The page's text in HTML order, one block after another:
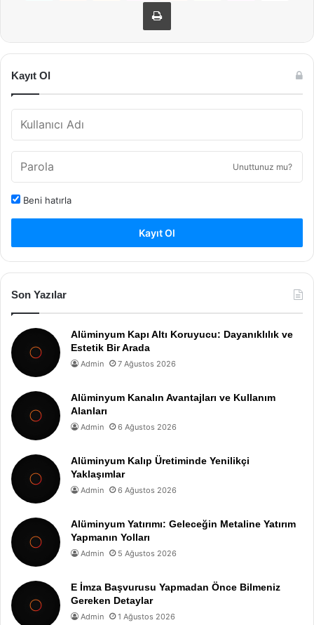
Kayıt Ol
Unuttunuz mu?
Beni hatırla
Kayıt Ol
Son Yazılar
Alüminyum Kapı Altı Koruyucu: Dayanıklılık ve
Estetik Bir Arada
Admin 7 Ağustos 2026
Alüminyum Kanalın Avantajları ve Kullanım
Alanları
Admin 6 Ağustos 2026
Alüminyum Kalıp Üretiminde Yenilikçi
Yaklaşımlar
Admin 6 Ağustos 2026
Alüminyum Yatırımı: Geleceğin Metaline Yatırım
Yapmanın Yolları
Admin 5 Ağustos 2026
E İmza Başvurusu Yapmadan Önce Bilmeniz
Gereken Detaylar
Admin 1 Ağustos 2026